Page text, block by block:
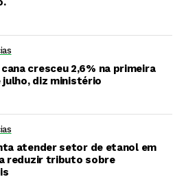
cresceu 2,6% na primeira
julho, diz ministério
atender setor de etanol em
reduzir tributo sobre